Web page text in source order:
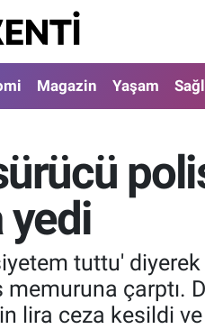
Magazin Yaşam
yedi
tuttu'
memuruna çarptı.
lira ceza kesildi